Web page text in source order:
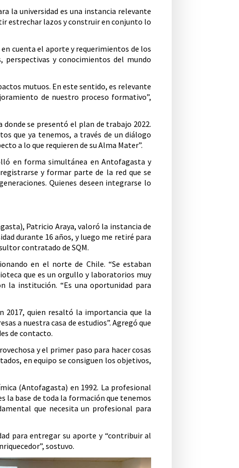
la universidad es una instancia relevante
estrechar lazos y construir en conjunto lo
cuenta el aporte y requerimientos de los
perspectivas y conocimientos del mundo
mutuos. En este sentido, es relevante
de nuestro proceso formativo”,
donde se presentó el plan de trabajo 2022.
que ya tenemos, a través de un diálogo
a lo que requieren de su Alma Mater”.
en forma simultánea en Antofagasta y
y formar parte de la red que se
Quienes deseen integrarse lo
Patricio Araya, valoró la instancia de
durante 16 años, y luego me retiré para
contratado de SQM.
en el norte de Chile. “Se estaban
que es un orgullo y laboratorios muy
la institución. “Es una oportunidad para
2017, quien resaltó la importancia que la
a nuestra casa de estudios”. Agregó que
de contacto.
y el primer paso para hacer cosas
en equipo se consiguen los objetivos,
(Antofagasta) en 1992. La profesional
la base de toda la formación que tenemos
que necesita un profesional para
para entregar su aporte y “contribuir al
sostuvo.